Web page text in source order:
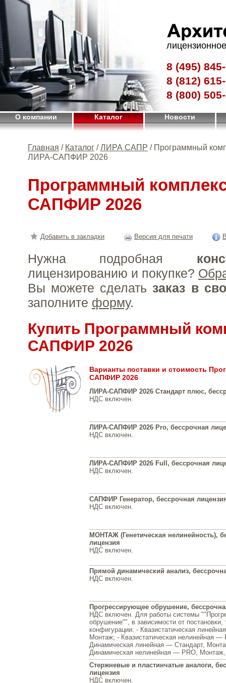
8 (495)
8 (812)
8 (800)
О компании Каталог Новости
Главная / Каталог /ЛИРА САПР / Программный
ЛИРА-САПФИР 2026
Программный
САПФИР 2026
Добавить в закладки Версия для печати
Нужна подробная
лицензированию и покупке?
Вы можете сделать заказ в
заполните форму.
Купить Программный
САПФИР 2026
Варианты поставки и стоимость
САПФИР 2026
ЛИРА-САПФИР 2026 Стандарт плюс,
НДС включен.
ЛИРА-САПФИР 2026 Pro, бессрочная
НДС включен.
ЛИРА-САПФИР 2026 Full, бессрочная
НДС включен.
САПФИР Генератор, бессрочная
НДС включен.
МОНТАЖ (Генетическая нелинейность),
лицензия
НДС включен.
Прямой динамический анализ,
НДС включен.
Прогрессирующее обрушение,
НДС включен. Для работы системы
обрушение"", в зависимости от постановки,
конфигурации: - Квазистатическая
Монтаж; - Квазистатическая нелинейная
Динамическая линейная — Стандарт,
Динамическая нелинейная — PRO,
Стержневые и пластинчатые аналоги,
лицензия
НДС включен.